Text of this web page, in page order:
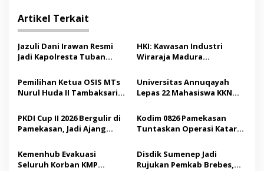
i
g
a
s
i
p
o
s
Artikel Terkait
Jazuli Dani Irawan Resmi
Jadi Kapolresta Tuban
Harkamtibmas
HKI: Kawasan Industri
Wiraraja Madura
Pertumbuhan Ekonomi
Baru
Pemilihan Ketua OSIS MTs
Nurul Huda II Tambaksari
Demokrasi bagi Siswa
Universitas Annuqayah
Lepas 22 Mahasiswa KKN
Saudi
PKDI Cup II 2026 Bergulir di
Pamekasan, Jadi Ajang
Madura
Kodim 0826 Pamekasan
Tuntaskan Operasi Katarak
Tindakan Medis
Kemenhub Evakuasi
Seluruh Korban KMP
Disdik Sumenep Jadi
Rujukan Pemkab Brebes,